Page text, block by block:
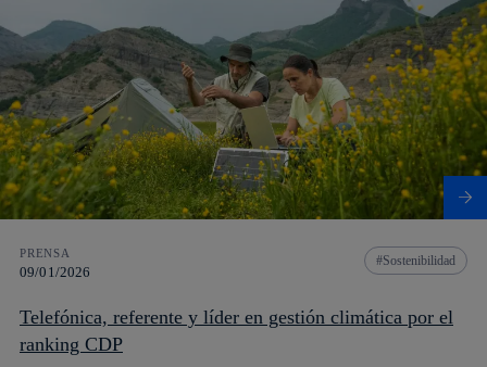
PRENSA
09/01/2026
Sostenibilidad
Telefónica, referente y líder en gestión climática por el
ranking CDP